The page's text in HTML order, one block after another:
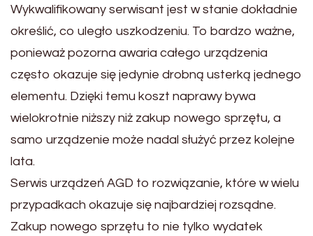
Wykwalifikowany serwisant jest w stanie dokładnie
określić, co uległo uszkodzeniu. To bardzo ważne,
ponieważ pozorna awaria całego urządzenia
często okazuje się jedynie drobną usterką jednego
elementu. Dzięki temu koszt naprawy bywa
wielokrotnie niższy niż zakup nowego sprzętu, a
samo urządzenie może nadal służyć przez kolejne
lata.
Serwis urządzeń AGD to rozwiązanie, które w wielu
przypadkach okazuje się najbardziej rozsądne.
Zakup nowego sprzętu to nie tylko wydatek